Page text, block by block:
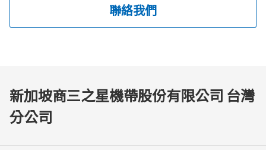
聯絡我們
新加坡商三之星機帶股份有限公司 台灣
分公司